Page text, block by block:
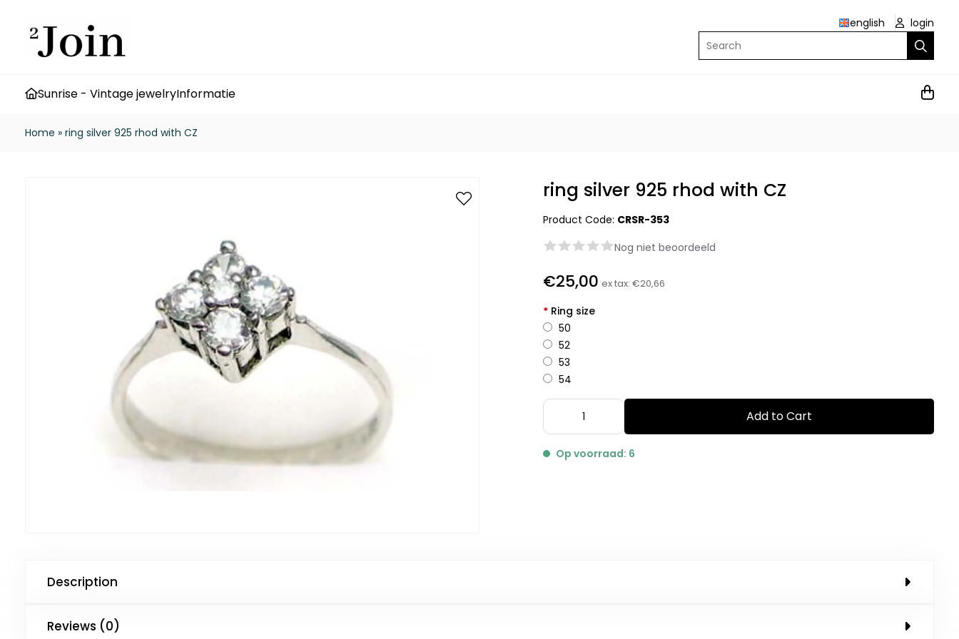
english
login
Search
Sunrise - Vintage jewelryInformatie
Home » ring silver 925 rhod with CZ
ring silver 925 rhod with CZ
Product Code: CRSR-353
Nog niet beoordeeld
€25,00 ex tax:€20,66
* Ring size
50
52
53
54
Add to Cart
Op voorraad: 6
Description
Reviews (0)